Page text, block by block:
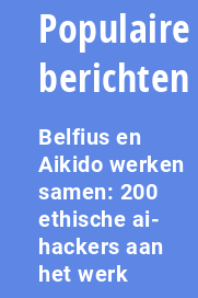
Populaire
berichten
Belfius en
Aikido werken
samen: 200
ethische ai-
hackers aan
het werk